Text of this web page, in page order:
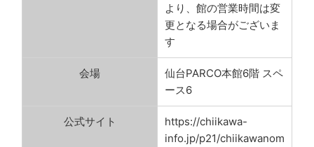
より、館の営業時間は変
更となる場合がございま
す
会場
仙台PARCO本館6階 スペ
ース6
公式サイト
https://chiikawa-
info.jp/p21/chiikawanom